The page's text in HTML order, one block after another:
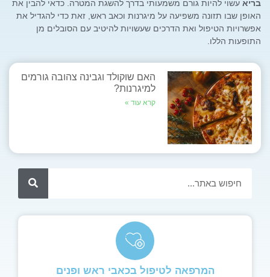
בריא עשוי להיות גורם משמעותי בדרך להשגת המטרה. כדאי להבין את
האופן שבו תזונה משפיעה על מיגרנות וכאב ראש, זאת כדי להגדיל את
אפשרויות הטיפול ואת הדרכים שעשויות להיטיב עם הסובלים מן
התופעות הללו.
האם שוקולד וגבינה צהובה גורמים
למיגרנות?
קרא עוד »
המרפאה לטיפול בכאבי ראש ופנים